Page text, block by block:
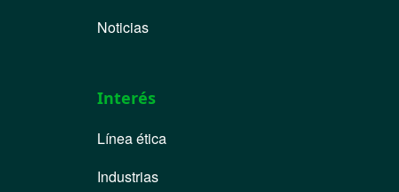
Noticias
Interés
Línea ética
Industrias